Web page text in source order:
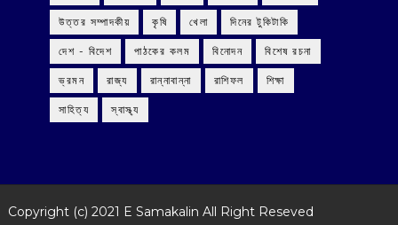
উত্তর সম্পাদকীয় কৃষি খেলা দিনের টুকিটাকি
দেশ - বিদেশ পাঠকের কলম বিনোদন বিশেষ রচনা
ভ্রমন রাজ্য রান্নাবান্না রাশিফল শিক্ষা
সাহিত্য স্বাস্থ্য
Copyright (c) 2021 E Samakalin All Right Reseved